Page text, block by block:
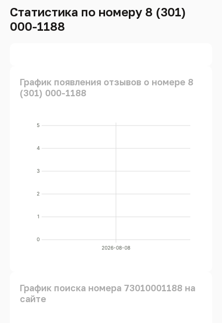
Статистика по номеру 8 (301)
000-1188
График появления отзывов о номере 8
(301) 000-1188
0
1
2
3
4
5
2026-08-08
График поиска номера 73010001188 на
сайте